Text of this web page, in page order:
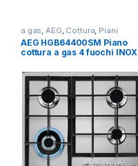
a gas AEG Cottura Piani
Cottura
AEG HGB64400SM Piano
cottura a gas 4 fuochi INOX